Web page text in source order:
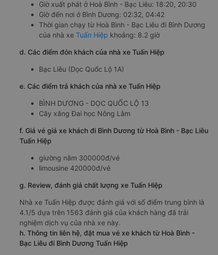
Giờ xuất phát ở Hoà Bình - Bạc Liêu: 18:20, 20:30
Giờ đến nơi ở Bình Dương: 02:32, 04:42
Thời gian chạy từ Hoà Bình - Bạc Liêu đi Bình Dương
của nhà xe Tuấn Hiệp khoảng: 8.2 giờ
d. Các điểm đón khách của nhà xe Tuấn Hiệp
Bạc Liêu (Dọc Quốc Lộ 1A)
e. Các điểm trả khách của nhà xe Tuấn Hiệp
BÌNH DƯƠNG - DỌC QUỐC LỘ 13
Cây xăng Đai học Nông Lâm
f. Giá vé giá xe khách đi Bình Dương từ Hoà Bình - Bạc Liêu
Tuấn Hiệp
giường nằm 300000đ/vé
limousine 420000đ/vé
g. Review, đánh giá chất lượng xe Tuấn Hiệp
Nhà xe Tuấn Hiệp được đánh giá với số điểm trung bình là
4.1/5 dựa trên 1563 đánh giá của khách hàng đã trải
nghiệm dịch vụ của nhà xe này.
h. Thông tin liên hệ, đặt mua vé xe khách từ Hoà Bình -
Bạc Liêu đi Bình Dương Tuấn Hiệp